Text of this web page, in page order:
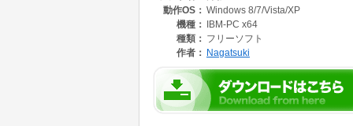
■特徴
・大きさを自由に変えられます
・背景やウインドウ枠を透明化して、月だけ
動作OS： Windows 8/7/Vista/XP
機種：
IBM-PC x64
種類： フリーソフト
作者： Nagatsuki